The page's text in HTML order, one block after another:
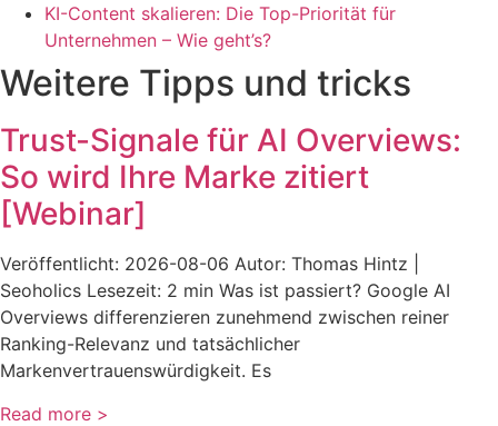
KI-Content skalieren: Die Top-Priorität für
Unternehmen – Wie geht’s?
Weitere Tipps und tricks
Trust-Signale für AI Overviews:
So wird Ihre Marke zitiert
[Webinar]
Veröffentlicht: 2026-08-06 Autor: Thomas Hintz |
Seoholics Lesezeit: 2 min Was ist passiert? Google AI
Overviews differenzieren zunehmend zwischen reiner
Ranking-Relevanz und tatsächlicher
Markenvertrauenswürdigkeit. Es
Read more >